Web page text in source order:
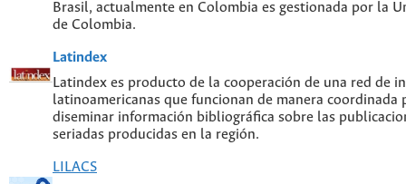
Brasil, actualmente en Colombia es gestionada por la
de Colombia.
Latindex
Latindex es producto de la cooperación de una red de
latinoamericanas que funcionan de manera coordinada
diseminar información bibliográfica sobre las
seriadas producidas en la región.
LILACS